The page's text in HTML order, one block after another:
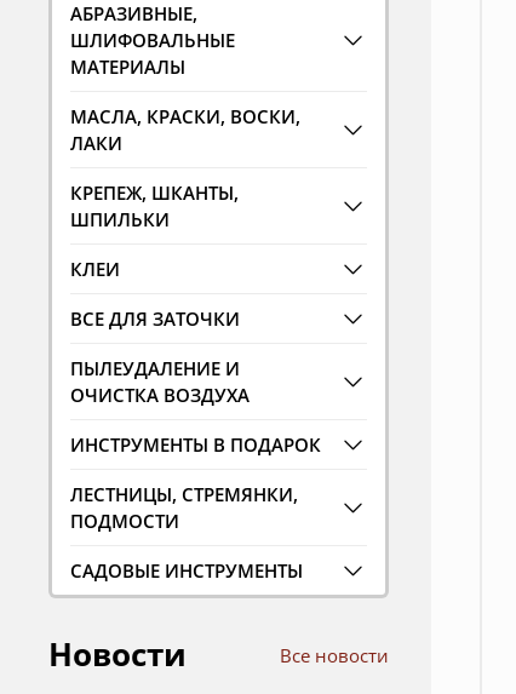
АБРАЗИВНЫЕ,
ШЛИФОВАЛЬНЫЕ
МАТЕРИАЛЫ
МАСЛА, КРАСКИ, ВОСКИ,
ЛАКИ
КРЕПЕЖ, ШКАНТЫ,
ШПИЛЬКИ
КЛЕИ
ВСЕ ДЛЯ ЗАТОЧКИ
ПЫЛЕУДАЛЕНИЕ И
ОЧИСТКА ВОЗДУХА
ИНСТРУМЕНТЫ В ПОДАРОК
ЛЕСТНИЦЫ, СТРЕМЯНКИ,
ПОДМОСТИ
САДОВЫЕ ИНСТРУМЕНТЫ
Новости Все новости